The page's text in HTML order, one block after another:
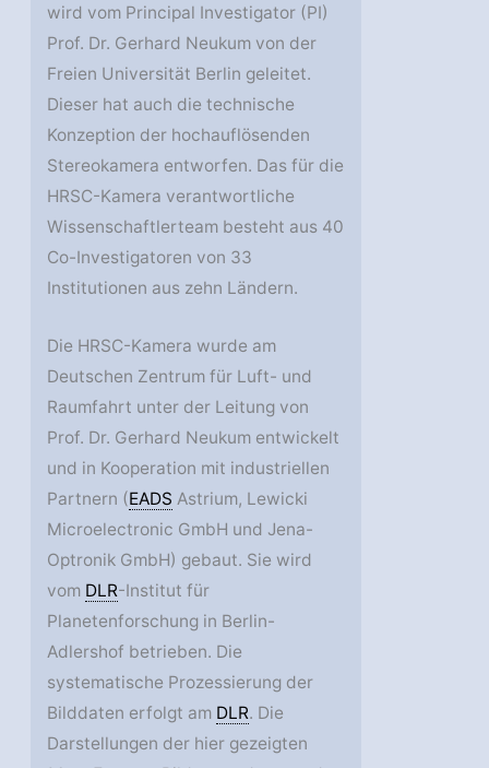
wird vom Principal Investigator (PI)
Prof. Dr. Gerhard Neukum von der
Freien Universität Berlin geleitet.
Dieser hat auch die technische
Konzeption der hochauflösenden
Stereokamera entworfen. Das für die
HRSC-Kamera verantwortliche
Wissenschaftlerteam besteht aus 40
Co-Investigatoren von 33
Institutionen aus zehn Ländern.
Die HRSC-Kamera wurde am
Deutschen Zentrum für Luft- und
Raumfahrt unter der Leitung von
Prof. Dr. Gerhard Neukum entwickelt
und in Kooperation mit industriellen
Partnern (EADS Astrium, Lewicki
Microelectronic GmbH und Jena-
Optronik GmbH) gebaut. Sie wird
vom DLR-Institut für
Planetenforschung in Berlin-
Adlershof betrieben. Die
systematische Prozessierung der
Bilddaten erfolgt am DLR. Die
Darstellungen der hier gezeigten